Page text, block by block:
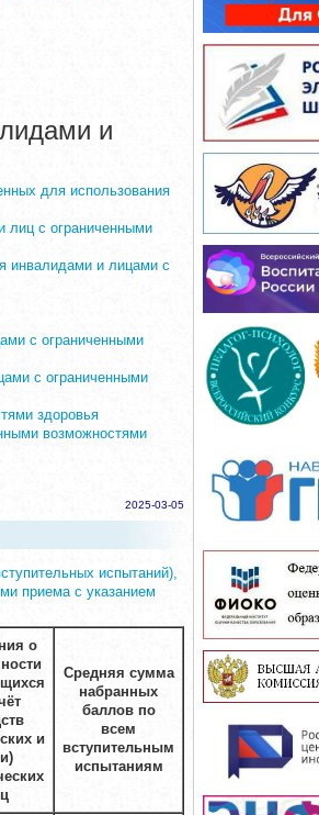
и
для использования
лиц с ограниченными
инвалидами и лицами с
с ограниченными
с ограниченными
здоровья
возможностями
2025-03-05
испытаний),
приема с указанием
о
и
Средняя сумма
набранных
баллов по
всем
вступительным
испытаниям